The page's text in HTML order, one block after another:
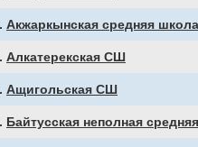
Акжаркынская средняя школа
Алкатерекская СШ
Ащигольская СШ
Байтусская неполная